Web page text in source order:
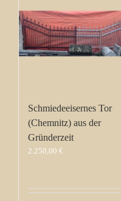
Schmiedeeisernes Tor
(Chemnitz) aus der
Gründerzeit
2.250,00 €